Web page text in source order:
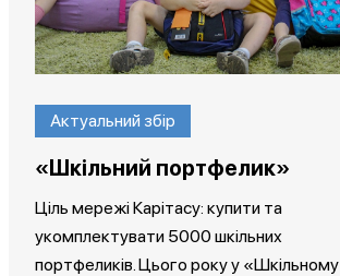
Актуальний збір
«Шкільний портфелик»
Ціль мережі Карітасу: купити та
укомплектувати 5000 шкільних
портфеликів. Цього року у «Шкільному